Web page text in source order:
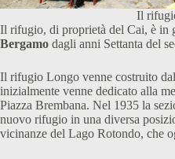
Il
Il rifugio, di proprietà del Cai, è in
Bergamo dagli anni Settanta del
Il rifugio Longo venne costruito
inizialmente venne dedicato alla
Piazza Brembana. Nel 1935 la
nuovo rifugio in una diversa
vicinanze del Lago Rotondo, che